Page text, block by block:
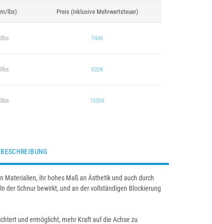
lbs) Preis (inklusive Mehrwertsteuer)
744€
820€
1050€
BESCHREIBUNG
Materialien, ihr hohes Maß an Ästhetik und auch durch
der Schnur bewirkt, und an der vollständigen Blockierung
und ermöglicht, mehr Kraft auf die Achse zu